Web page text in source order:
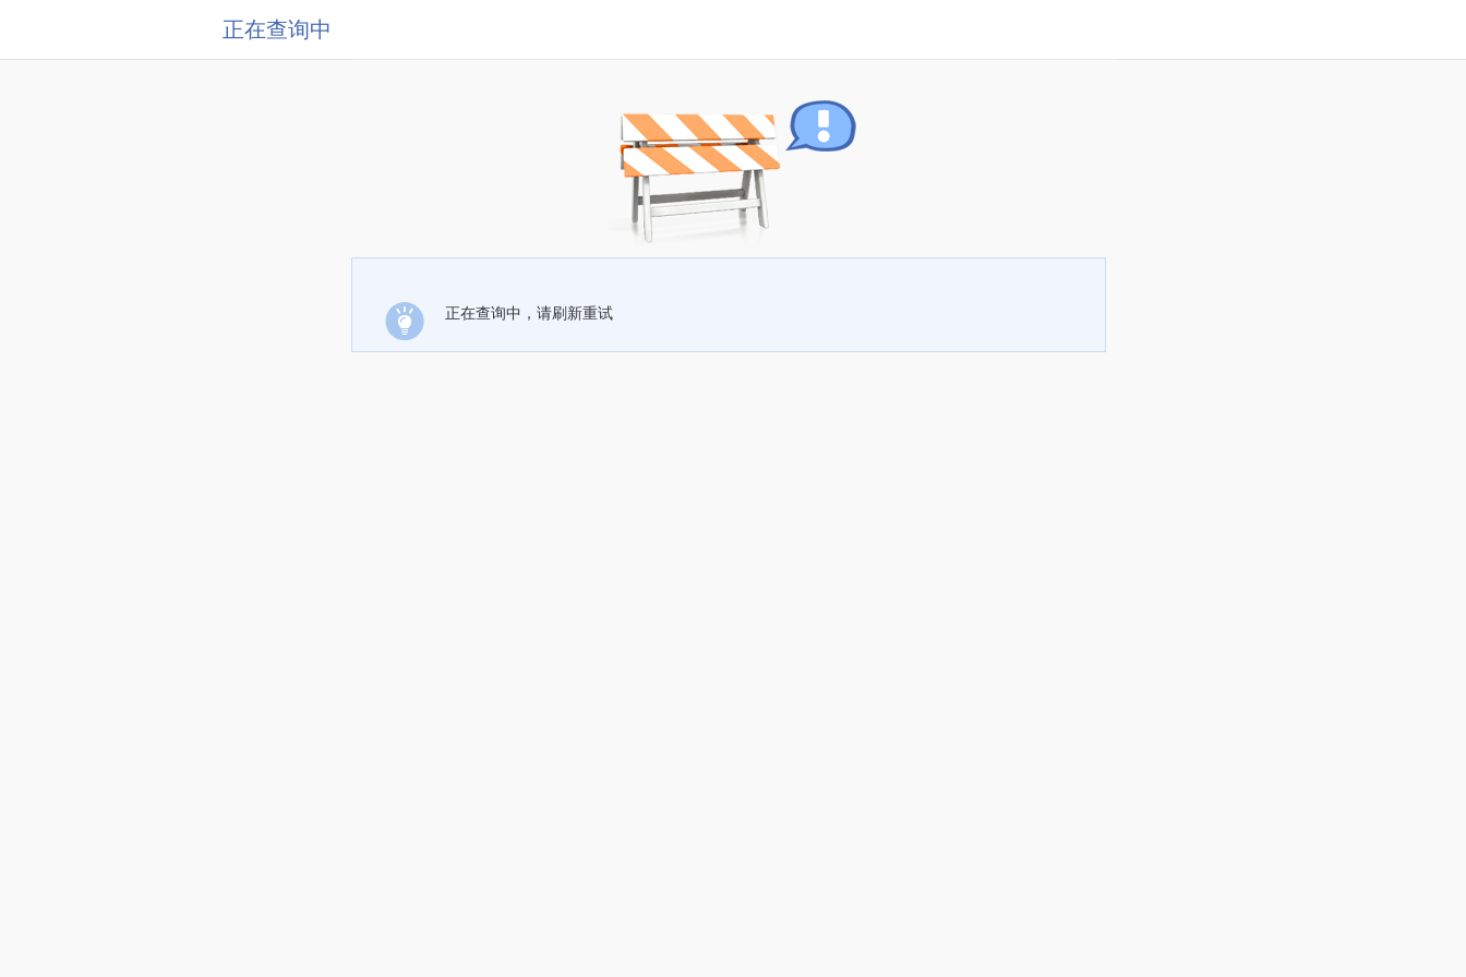
正在查询中
正在查询中，请刷新重试